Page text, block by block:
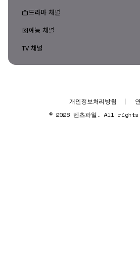
드라마 채널
예능 채널
TV 채널
개인정보처리방침 |
© 2026 벤츠파일. All